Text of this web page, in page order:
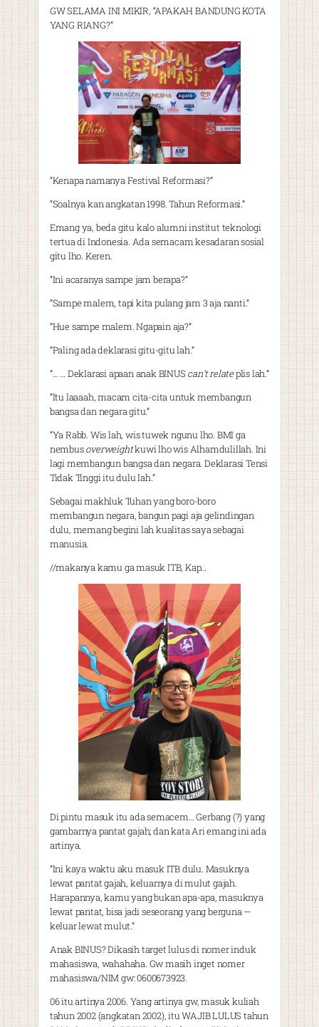
GW SELAMA INI MIKIR, “APAKAH BANDUNG KOTA
YANG RIANG?”
“Kenapa namanya Festival Reformasi?”
”Soalnya kan angkatan 1998. Tahun Reformasi.”
Emang ya, beda gitu kalo alumni institut teknologi
tertua di Indonesia. Ada semacam kesadaran sosial
gitu lho. Keren.
“Ini acaranya sampe jam berapa?”
”Sampe malem, tapi kita pulang jam 3 aja nanti.”
”Hue sampe malem. Ngapain aja?”
”Paling ada deklarasi gitu-gitu lah.”
”… … Deklarasi apaan anak BINUS can’t relateplis lah.”
”Itu laaaah, macam cita-cita untuk membangun
bangsa dan negara gitu.”
”Ya Rabb. Wis lah, wis tuwek ngunu lho. BMI ga
nembusoverweightkuwi lho wis Alhamdulillah. Ini
lagi membangun bangsa dan negara. Deklarasi Tensi
Tidak Tinggi itu dulu lah.”
Sebagai makhluk Tuhan yang boro-boro
membangun negara, bangun pagi aja gelindingan
dulu, memang begini lah kualitas saya sebagai
manusia.
//makanya kamu ga masuk ITB, Kap…
Di pintu masuk itu ada semacem… Gerbang (?) yang
gambarnya pantat gajah; dan kata Ari emang ini ada
artinya.
”Ini kaya waktu aku masuk ITB dulu. Masuknya
lewat pantat gajah, keluarnya di mulut gajah.
Harapannya, kamu yang bukan apa-apa, masuknya
lewat pantat, bisa jadi seseorang yang berguna —
keluar lewat mulut.”
Anak BINUS? Dikasih target lulus di nomer induk
mahasiswa, wahahaha. Gw masih inget nomer
mahasiswa/NIM gw: 0600673923.
06 itu artinya 2006. Yang artinya gw, masuk kuliah
tahun 2002 (angkatan 2002), itu WAJIB LULUS tahun